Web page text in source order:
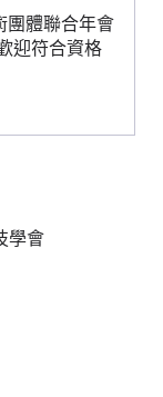
團體聯合年會
迎符合資格
學會